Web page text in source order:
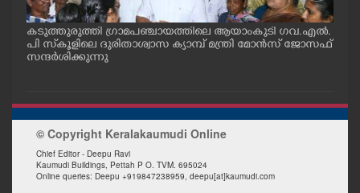
LIFESTYLE
ART
കടുത്തുരുത്തി ഗ്രാമപഞ്ചായത്തിലെ ആയാംകുടി ഗവ.എൽ.
പി സ്‌കൂളിലെ ദുരിതാശ്വാസ ക്യാമ്പ് മന്ത്രി മോൻസ് ജോസഫ്
സന്ദർശിക്കുന്നു
© Copyright Keralakaumudi Online
Chief Editor - Deepu Ravi
Kaumudi Buildings, Pettah P O. TVM. 695024
Online queries: Deepu +919847238959, deepu[at]kaumudi.com